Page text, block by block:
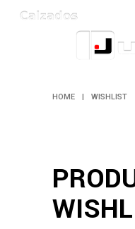
HOME | WISHLIST